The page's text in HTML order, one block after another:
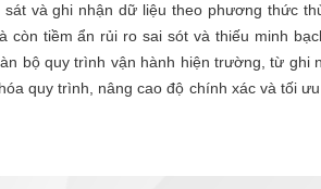
và ghi nhận dữ liệu theo phương thức
tiềm ẩn rủi ro sai sót và thiếu minh
bộ quy trình vận hành hiện trường, từ ghi
quy trình, nâng cao độ chính xác và tối